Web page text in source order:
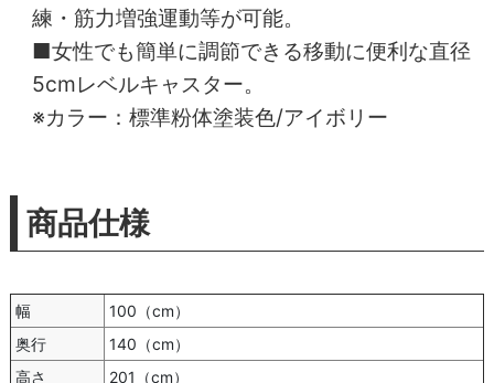
練・筋力増強運動等が可能。
■女性でも簡単に調節できる移動に便利な直径
5cmレベルキャスター。
※カラー：標準粉体塗装色/アイボリー
商品仕様
幅
100（cm）
奥行
140（cm）
高さ
201（cm）